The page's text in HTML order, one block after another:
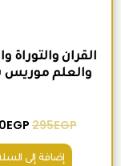
القران والتوراة
والعلم موريس
295EGP
EGP
إضافة إلى